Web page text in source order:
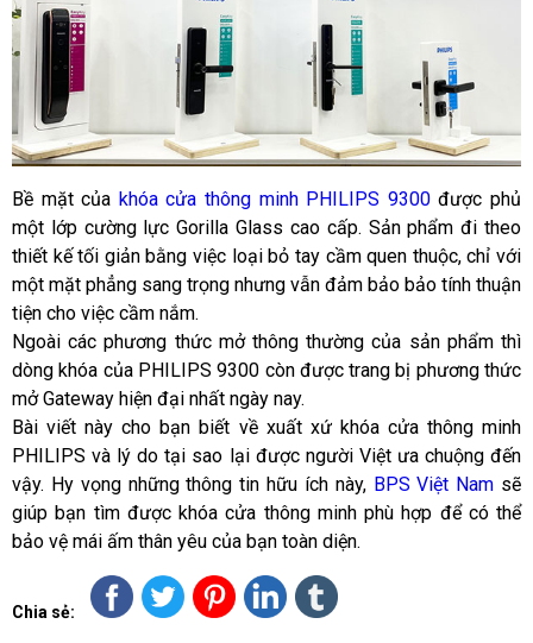
Bề mặt của khóa cửa thông minh PHILIPS 9300 được phủ
một lớp cường lực Gorilla Glass cao cấp. Sản phẩm đi theo
thiết kế tối giản bằng việc loại bỏ tay cầm quen thuộc, chỉ với
một mặt phẳng sang trọng nhưng vẫn đảm bảo bảo tính thuận
tiện cho việc cầm nắm.
Ngoài các phương thức mở thông thường của sản phẩm thì
dòng khóa của PHILIPS 9300 còn được trang bị phương thức
mở Gateway hiện đại nhất ngày nay.
Bài viết này cho bạn biết về xuất xứ khóa cửa thông minh
PHILIPS và lý do tại sao lại được người Việt ưa chuộng đến
vậy. Hy vọng những thông tin hữu ích này, BPS Việt Nam sẽ
giúp bạn tìm được khóa cửa thông minh phù hợp để có thể
bảo vệ mái ấm thân yêu của bạn toàn diện.
Chia sẻ: